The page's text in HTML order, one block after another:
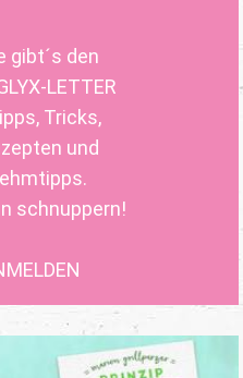
gibt´s den
LETTER
Tricks,
und
schnuppern!